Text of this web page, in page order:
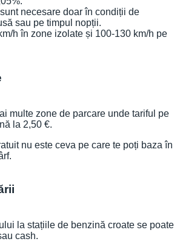
necesare doar în condiții de
sau pe timpul nopții.
h în zone izolate și 100-130 km/h pe
multe zone de parcare unde tariful pe
la 2,50 €.
nu este ceva pe care te poți baza în
la stațiile de benzină croate se poate
cash.